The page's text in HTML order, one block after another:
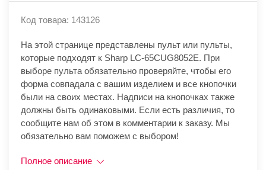
Код товара: 143126
На этой странице представлены пульт или пульты,
которые подходят к Sharp LC-65CUG8052E. При
выборе пульта обязательно проверяйте, чтобы его
форма совпадала с вашим изделием и все кнопочки
были на своих местах. Надписи на кнопочках также
должны быть одинаковыми. Если есть различия, то
сообщите нам об этом в комментарии к заказу. Мы
обязательно вам поможем с выбором!
Полное описание